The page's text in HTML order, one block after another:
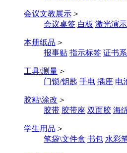
会议文教展示 ＞
会议桌签 白板 激光演
本册纸品 ＞
报事贴 指示标签 证书系
工具\测量 ＞
门锁/钥匙 手电 插座 电
胶粘\涂改 ＞
胶带 胶带座 双面胶 海
学生用品 ＞
笔袋\文件盒 书包 水彩